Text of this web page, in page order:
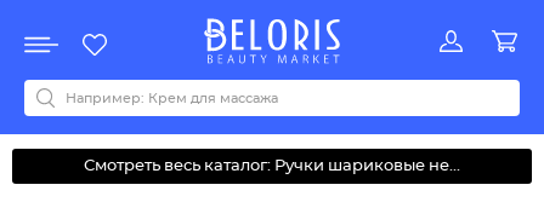
Акции
Все бренды
0-9ABCDEFGHIJKLMNOPQRSTUVWYZАБВДЗИМОКЛНПРСТУФ
Смотреть весь каталог: Ручки шариковые не...